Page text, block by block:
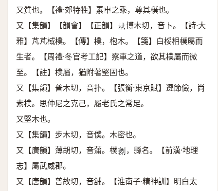
又質也。【禮·郊特牲】素車之乘，尊其樸也。
又【集韻】【韻會】【正韻】 𠀤博木切，音卜。【詩·大
雅】芃芃棫樸。【傳】樸，枹木。【箋】白桵相樸屬而
生者。【周禮·冬官考工記】察車之道，欲其樸屬而微
至。【註】樸屬，猶附著堅固也。
又【集韻】普木切，音扑。【張衡·東京賦】遵節儉，尚
素樸。思仲尼之克己，履老氏之常足。
又堅木也。
又【集韻】步木切，音僕。木密也。
又【廣韻】薄胡切，音蒲。樸𠟼 ，縣名。【前漢·地理
志】屬武威郡。
又【唐韻】普故切，音舖。【淮南子·精神訓】明白太